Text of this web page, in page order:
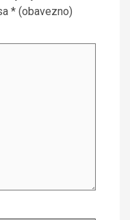
* (obavezno)